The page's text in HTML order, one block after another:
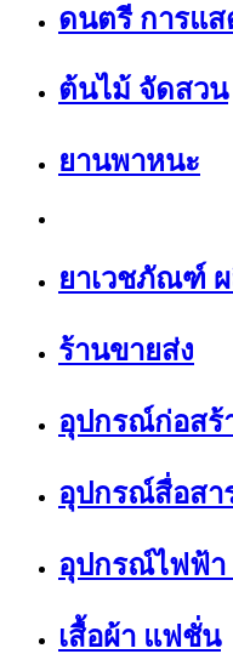
ดนตรี การแส
ต้นไม้ จัดสวน
ยานพาหนะ
ยาเวชภัณฑ์
ร้านขายส่ง
อุปกรณ์ก่อสร้
อุปกรณ์สื่อสา
อุปกรณ์ไฟฟ้า
เสื้อผ้า แฟชั่น